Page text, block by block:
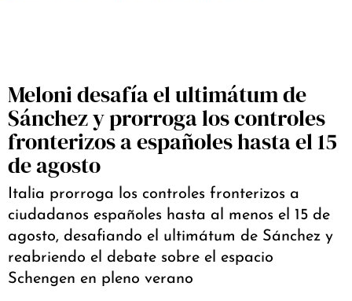
Meloni desafía el ultimátum de
Sánchez y prorroga los controles
fronterizos a españoles hasta el 15
de agosto
Italia prorroga los controles fronterizos a
ciudadanos españoles hasta al menos el 15 de
agosto, desafiando el ultimátum de Sánchez y
reabriendo el debate sobre el espacio
Schengen en pleno verano